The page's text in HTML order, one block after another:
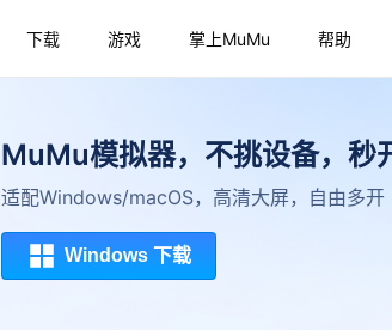
下载 游戏 掌上MuMu 帮助
MuMu模拟器，不挑设备，秒
适配Windows/macOS，高清大屏，自由多开
Windows 下载